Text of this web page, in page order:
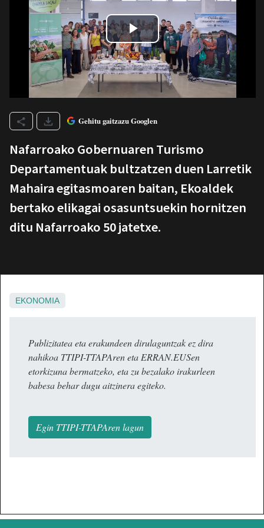
Gehitu gaitzazu Googlen
Nafarroako Gobernuaren Turismo
Departamentuak bultzatzen duen Larretik
Mahaira egitasmoaren baitan, Ekoaldek
bertako elikagai osasuntsuekin hornitzen
ditu Nafarroako 50 jatetxe.
EKONOMIA
Publizitatea eta erakundeen dirulaguntzak ez dira
nahikoa TTIPI-TTAPAren eta ERRAN.EUSen
etorkizuna bermatzeko, eta zu bezalako irakurleen
babesa behar dugu aitzinera egiteko.
Egin TTIPI-TTAPAren lagun